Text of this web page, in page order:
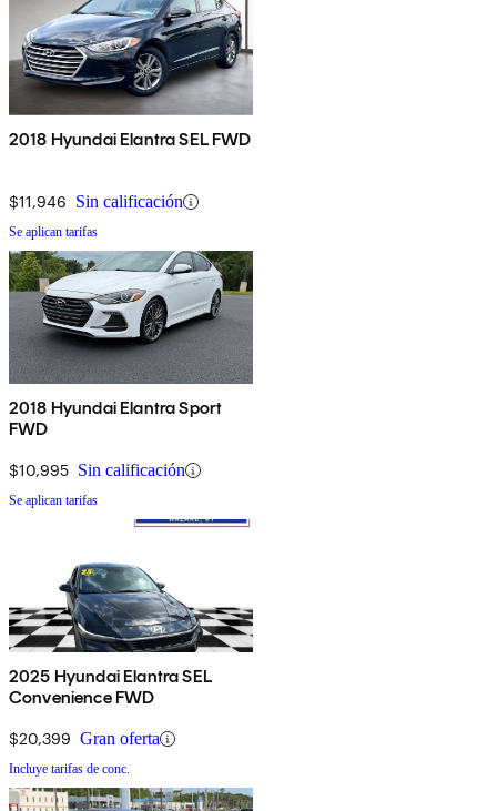
2018 Hyundai Elantra SEL FWD
$11,946 Sin calificación
Se aplican tarifas
2018 Hyundai Elantra Sport
FWD
$10,995 Sin calificación
Se aplican tarifas
2025 Hyundai Elantra SEL
Convenience FWD
$20,399 Gran oferta
Incluye tarifas de conc.